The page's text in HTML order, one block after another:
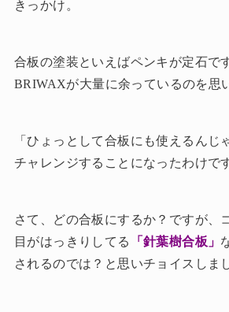
きっかけ。
合板の塗装といえばペンキが定石で
BRIWAXが大量に余っているのを思
「ひょっとして合板にも使えるんじ
チャレンジすることになったわけで
さて、どの合板にするか？ですが、
目がはっきりしてる
「針葉樹合板」
されるのでは？と思いチョイスしま